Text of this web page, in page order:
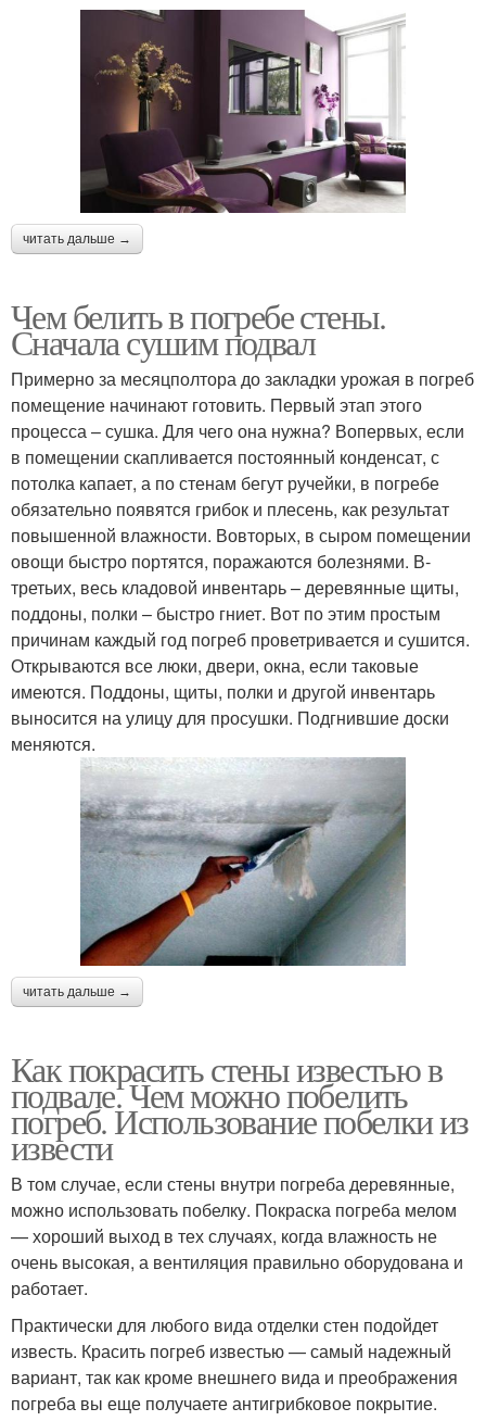
читать дальше →
Чем белить в погребе стены.
Сначала сушим подвал
Примерно за месяц­полтора до закладки урожая в погреб
помещение начинают готовить. Первый этап этого
процесса – сушка. Для чего она нужна? Во­первых, если
в помещении скапливается постоянный конденсат, с
потолка капает, а по стенам бегут ручейки, в погребе
обязательно появятся грибок и плесень, как результат
повышенной влажности. Во­вторых, в сыром помещении
овощи быстро портятся, поражаются болезнями. В­
третьих, весь кладовой инвентарь – деревянные щиты,
поддоны, полки – быстро гниет. Вот по этим простым
причинам каждый год погреб проветривается и сушится.
Открываются все люки, двери, окна, если таковые
имеются. Поддоны, щиты, полки и другой инвентарь
выносится на улицу для просушки. Подгнившие доски
меняются.
читать дальше →
Как покрасить стены известью в
подвале. Чем можно побелить
погреб. Использование побелки из
извести
В том случае, если стены внутри погреба деревянные,
можно использовать побелку. Покраска погреба мелом
— хороший выход в тех случаях, когда влажность не
очень высокая, а вентиляция правильно оборудована и
работает.
Практически для любого вида отделки стен подойдет
известь. Красить погреб известью — самый надежный
вариант, так как кроме внешнего вида и преображения
погреба вы еще получаете антигрибковое покрытие.